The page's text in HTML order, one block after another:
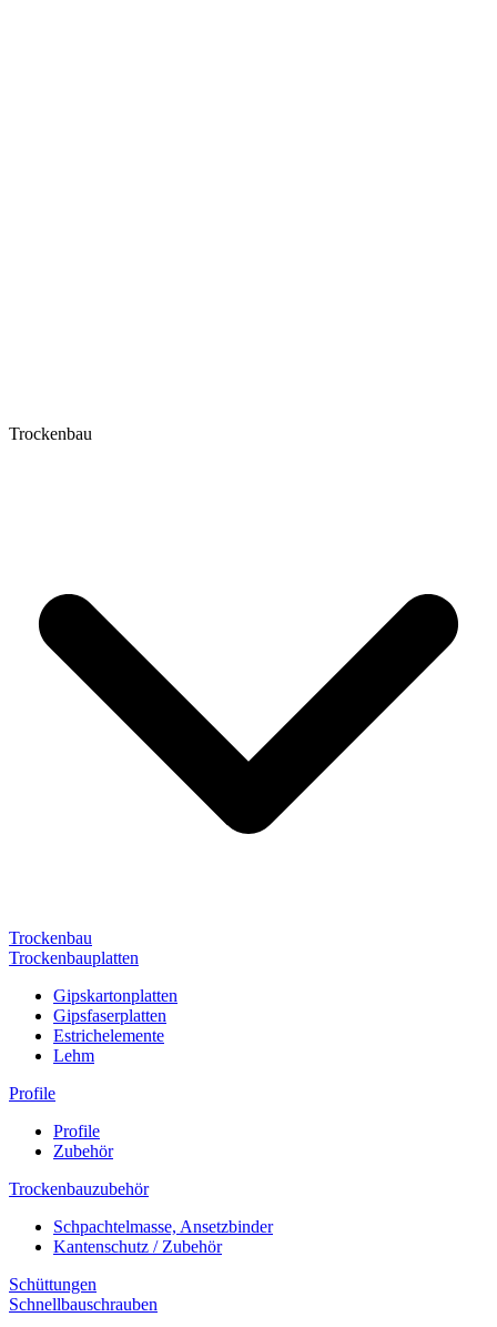
Trockenbau
Trockenbau
Trockenbauplatten
Gipskartonplatten
Gipsfaserplatten
Estrichelemente
Lehm
Profile
Profile
Zubehör
Trockenbauzubehör
Schpachtelmasse, Ansetzbinder
Kantenschutz / Zubehör
Schüttungen
Schnellbauschrauben